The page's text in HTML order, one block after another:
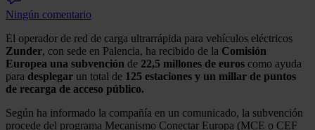
Ningún comentario
El operador de red de carga ultrarrápida para vehículos eléctricos
Zunder, con sede en Palencia, ha recibido de la Comisión
Europea una subvención de 22,5 millones de euros como ayuda
para desplegar un total de 125 estaciones y un millar de puntos
de recarga de acceso público.
Según ha informado la compañía en un comunicado, la subvención
procede del programa Mecanismo Conectar Europa (MCE o CEF